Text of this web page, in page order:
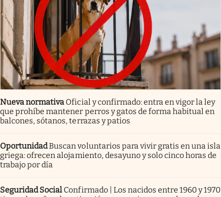
Nueva normativa Oficial y confirmado: entra en vigor la ley
que prohíbe mantener perros y gatos de forma habitual en
balcones, sótanos, terrazas y patios
OportunidadBuscan voluntarios para vivir gratis en una isla
griega: ofrecen alojamiento, desayuno y solo cinco horas de
trabajo por día
Seguridad Social Confirmado | Los nacidos entre 1960 y 1970